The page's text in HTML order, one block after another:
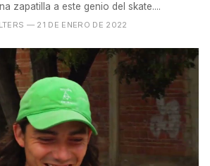
zapatilla a este genio del skate....
— 21 DE ENERO DE 2022